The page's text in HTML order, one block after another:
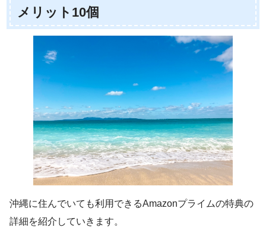
メリット10個
沖縄に住んでいても利用できるAmazonプライムの特典の
詳細を紹介していきます。